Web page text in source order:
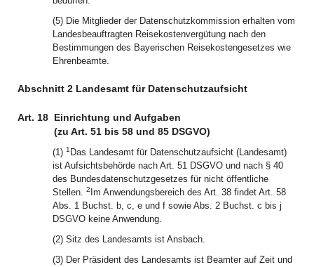
(5) Die Mitglieder der Datenschutzkommission erhalten vom
Landesbeauftragten Reisekostenvergütung nach den
Bestimmungen des Bayerischen Reisekostengesetzes wie
Ehrenbeamte.
Abschnitt 2 Landesamt für Datenschutzaufsicht
Art. 18 Einrichtung und Aufgaben
(zu Art. 51 bis 58 und 85 DSGVO)
(1) 1 Das Landesamt für Datenschutzaufsicht (Landesamt)
ist Aufsichtsbehörde nach Art. 51 DSGVO und nach § 40
des Bundesdatenschutzgesetzes für nicht öffentliche
Stellen. 2 Im Anwendungsbereich des Art. 38 findet Art. 58
Abs. 1 Buchst. b, c, e und f sowie Abs. 2 Buchst. c bis j
DSGVO keine Anwendung.
(2) Sitz des Landesamts ist Ansbach.
(3) Der Präsident des Landesamts ist Beamter auf Zeit und